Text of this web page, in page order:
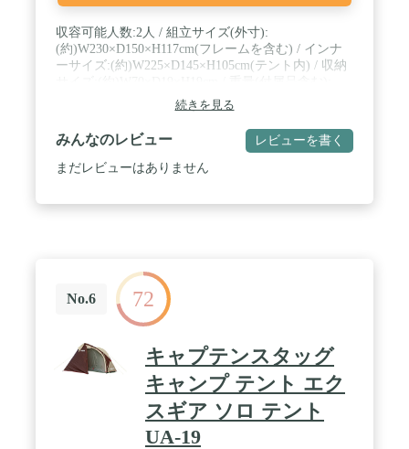
収容可能人数:2人 / 組立サイズ(外寸):
(約)W230×D150×H117cm(フレームを含む) / インナ
ーサイズ:(約)W225×D145×H105cm(テント内) / 収納
(約)3kg / 材質:トップ:66Dポリエステル フロア:ポリ
エチレン ポール:グラスファイバー / 付属品:トップ
シート、ペグx8、ロープx4、キャリーバッグ、取扱
説明書 / 耐水圧:1500mm / カラー:タン
続きを見る
みんなのレビュー レビューを書く
まだレビューはありません
No.6 72
キャプテンスタッグ
キャンプ テント エク
スギア ソロ テント
UA-19